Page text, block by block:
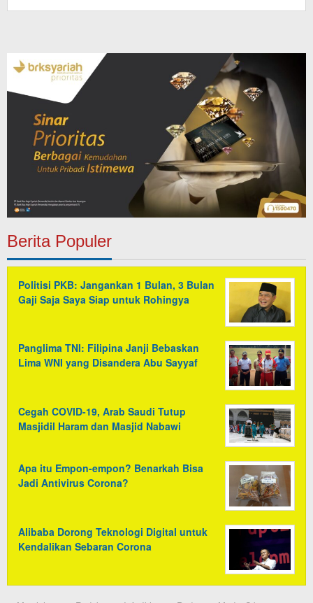
Berita Populer
Politisi PKB: Jangankan 1 Bulan, 3 Bulan
Gaji Saja Saya Siap untuk Rohingya
Panglima TNI: Filipina Janji Bebaskan
Lima WNI yang Disandera Abu Sayyaf
Cegah COVID-19, Arab Saudi Tutup
Masjidil Haram dan Masjid Nabawi
Apa itu Empon-empon? Benarkah Bisa
Jadi Antivirus Corona?
Alibaba Dorong Teknologi Digital untuk
Kendalikan Sebaran Corona